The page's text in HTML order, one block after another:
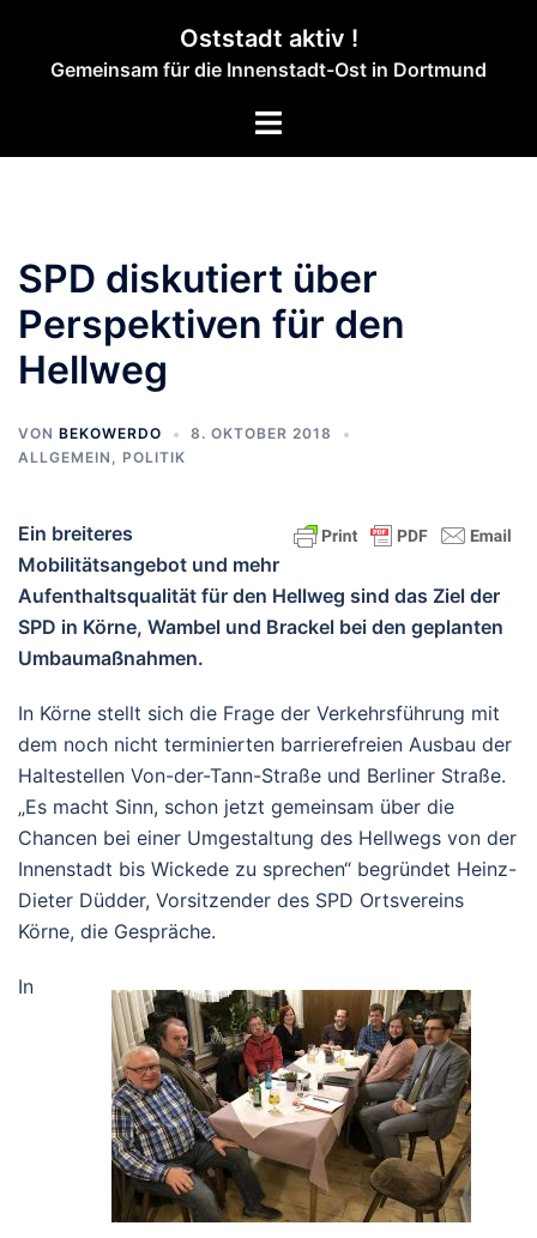
springen
Oststadt aktiv !
Gemeinsam für die Innenstadt-Ost in Dortmund
Menü
SPD diskutiert über
Perspektiven für den
Hellweg
VON BEKOWERDO
8. OKTOBER 2018
ALLGEMEIN , POLITIK
Ein breiteres
Mobilitätsangebot und mehr
Aufenthaltsqualität für den Hellweg sind das Ziel der
SPD in Körne, Wambel und Brackel bei den geplanten
Umbaumaßnahmen.
In Körne stellt sich die Frage der Verkehrsführung mit
dem noch nicht terminierten barrierefreien Ausbau der
Haltestellen Von-der-Tann-Straße und Berliner Straße.
„Es macht Sinn, schon jetzt gemeinsam über die
Chancen bei einer Umgestaltung des Hellwegs von der
Innenstadt bis Wickede zu sprechen“ begründet Heinz-
Dieter Düdder, Vorsitzender des SPD Ortsvereins
Körne, die Gespräche.
In